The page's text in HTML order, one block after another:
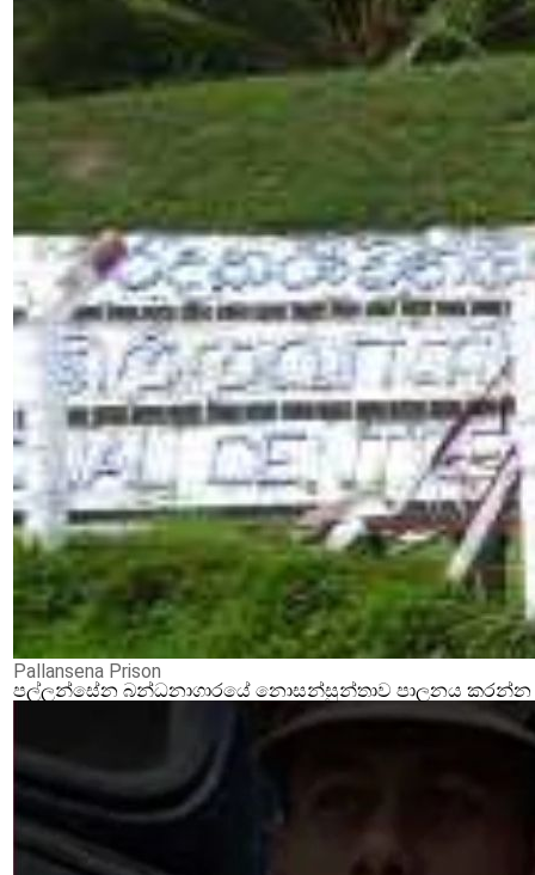
Pallansena Prison
පල්ලන්සේන බන්ධනාගාරයේ නොසන්සුන්තාව පාලනය කරන්න